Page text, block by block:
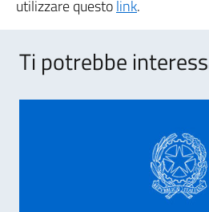
utilizzare questolink.
Ti potrebbe